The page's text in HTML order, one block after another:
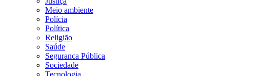
Meio ambiente
Polícia
Política
Religião
Saúde
Seguranca Pública
Sociedade
Tecnologia